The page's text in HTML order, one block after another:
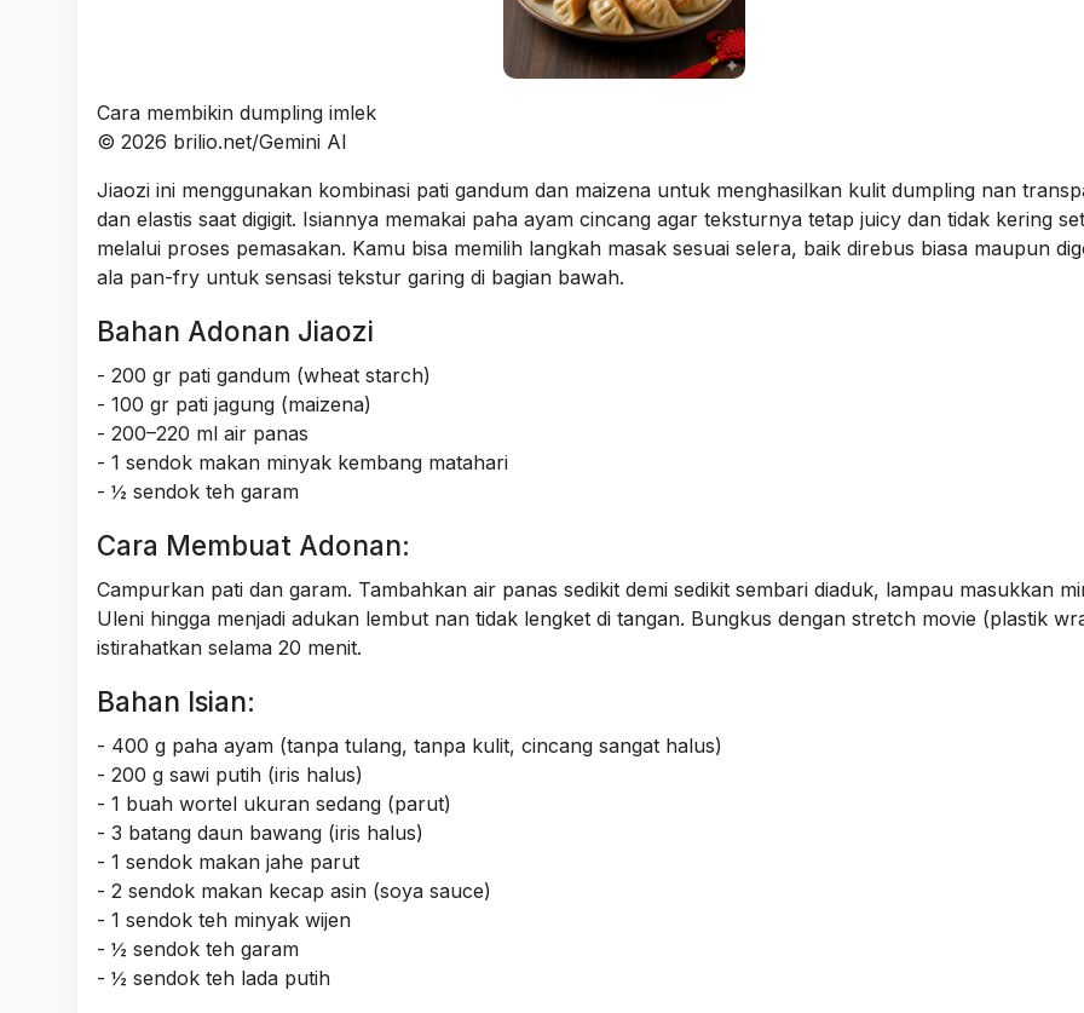
Cara membikin dumpling imlek
© 2026 brilio.net/Gemini AI
Jiaozi ini menggunakan kombinasi pati gandum dan maizena untuk menghasilkan kulit dumpling nan
dan elastis saat digigit. Isiannya memakai paha ayam cincang agar teksturnya tetap juicy dan tidak kering
melalui proses pemasakan. Kamu bisa memilih langkah masak sesuai selera, baik direbus biasa maupun
ala pan-fry untuk sensasi tekstur garing di bagian bawah.
Bahan Adonan Jiaozi
- 200 gr pati gandum (wheat starch)
- 100 gr pati jagung (maizena)
- 200–220 ml air panas
- 1 sendok makan minyak kembang matahari
- ½ sendok teh garam
Cara Membuat Adonan:
Campurkan pati dan garam. Tambahkan air panas sedikit demi sedikit sembari diaduk, lampau masukkan
Uleni hingga menjadi adukan lembut nan tidak lengket di tangan. Bungkus dengan stretch movie (plastik
istirahatkan selama 20 menit.
Bahan Isian:
- 400 g paha ayam (tanpa tulang, tanpa kulit, cincang sangat halus)
- 200 g sawi putih (iris halus)
- 1 buah wortel ukuran sedang (parut)
- 3 batang daun bawang (iris halus)
- 1 sendok makan jahe parut
- 2 sendok makan kecap asin (soya sauce)
- 1 sendok teh minyak wijen
- ½ sendok teh garam
- ½ sendok teh lada putih